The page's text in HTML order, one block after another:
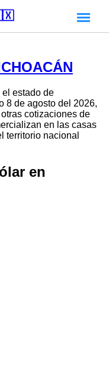
estado de
8 de agosto del 2026,
cotizaciones de
en las casas
territorio nacional
en